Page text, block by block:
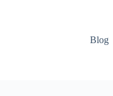
Blog